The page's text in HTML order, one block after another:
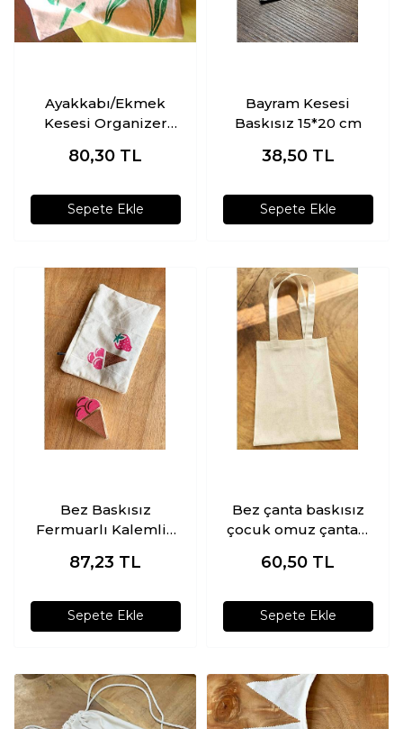
Ayakkabı/Ekmek
Kesesi Organizer
80,30 TL
Sepete Ekle
Bayram Kesesi
Baskısız 15*20 cm
38,50 TL
Sepete Ekle
Bez Baskısız
Fermuarlı Kalemlik
87,23 TL
Sepete Ekle
Bez çanta baskısız
çocuk omuz çantası
60,50 TL
Sepete Ekle